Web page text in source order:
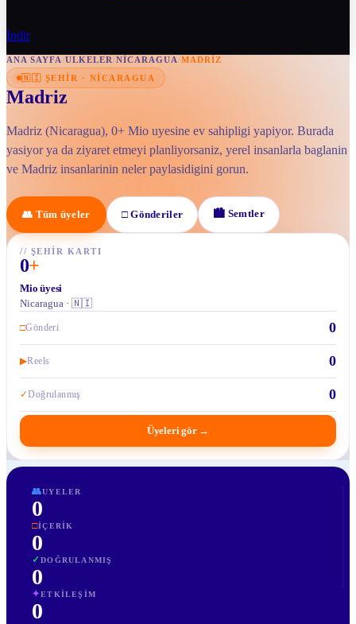
İndir
ANA SAYFA/ULKELER/NICARAGUA/MADRIZ
🇳🇮 ŞEHIR · NICARAGUA
Madriz
Madriz (Nicaragua), 0+ Mio uyesine ev sahipligi yapiyor. Burada
yasiyor ya da ziyaret etmeyi planliyorsaniz, yerel insanlarla baglanin
ve Madriz insanlarinin neler paylasidigini gorun.
👥 Tüm üyeler □Gönderiler 🏙 Semtler
// ŞEHIR KARTI
0+
Mio üyesi
Nicaragua · 🇳🇮
□Gönderi 0
▶Reels 0
✓Doğrulanmış 0
Üyeleri gör →
👥UYELER
0
□İÇERIK
0
✓DOĞRULANMIŞ
0
✦ETKILEŞIM
0